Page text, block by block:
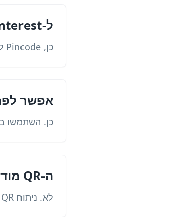
ל‑Pinterest יש קוד משלה?
כן, Pincode לפרופילים ולוחות הנסרק ב‑Pinterest Lens. QR רגיל הוא אפשרות נפרדת למצלמה.
אפשר
כן. השתמשו
ה‑QR מודד עוקבים ושמירות?
לא. ניתוח QR מודד סריקות; פעילות Pinterest נבדקת ב‑Pinterest.